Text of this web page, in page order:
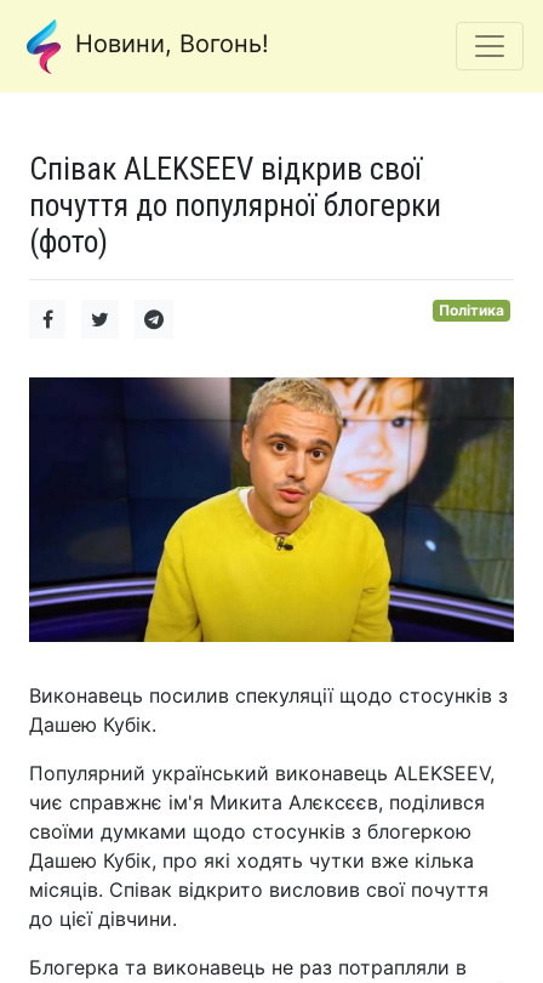
Новини, Вогонь!
Співак ALEKSEEV відкрив свої
почуття до популярної блогерки
(фото)
Політика
Виконавець посилив спекуляції щодо стосунків з
Дашею Кубік.
Популярний український виконавець ALEKSEEV,
чиє справжнє ім'я Микита Алєксєєв, поділився
своїми думками щодо стосунків з блогеркою
Дашею Кубік, про які ходять чутки вже кілька
місяців. Співак відкрито висловив свої почуття
до цієї дівчини.
Блогерка та виконавець не раз потрапляли в